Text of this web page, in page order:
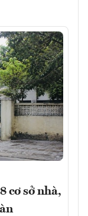
cơ sở nhà,